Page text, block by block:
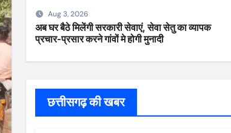
Aug 3, 2026
अब घर बैठे मिलेंगी सरकारी सेवाएं, सेवा सेतु का व्यापक
प्रचार-प्रसार करने गांवों मे होगी मुनादी
छत्तीसगढ़ की खबर